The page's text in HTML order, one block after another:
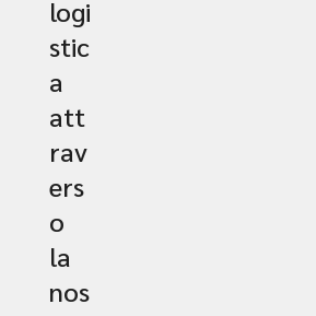
logi
stic
a
att
rav
ers
o
la
nos